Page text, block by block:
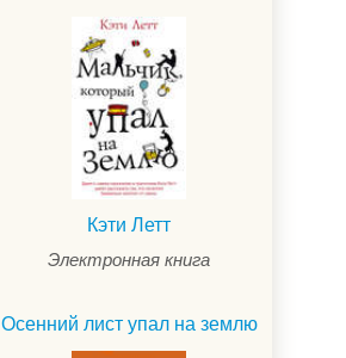
Кэти Летт
Электронная книга
Осенний лист упал на землю